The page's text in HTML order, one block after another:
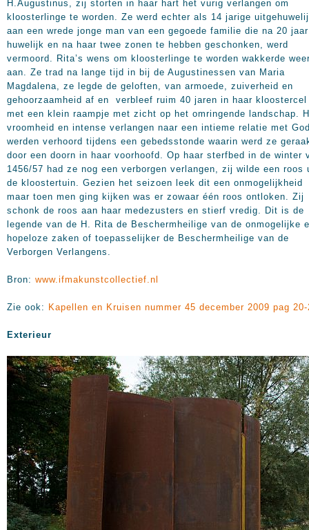
H.Augustinus, zij storten in haar hart het vurig verlangen om
kloosterlinge te worden. Ze werd echter als 14 jarige
aan een wrede jonge man van een gegoede familie die na 20 jaar
huwelijk en na haar twee zonen te hebben geschonken, werd
vermoord. Rita’s wens om kloosterlinge te worden wakkerde
aan. Ze trad na lange tijd in bij de Augustinessen van Maria
Magdalena, ze legde de geloften, van armoede, zuiverheid en
gehoorzaamheid af en verbleef ruim 40 jaren in haar kloostercel
met een klein raampje met zicht op het omringende landschap.
vroomheid en intense verlangen naar een intieme relatie met
werden verhoord tijdens een gebedsstonde waarin werd ze
door een doorn in haar voorhoofd. Op haar sterfbed in de winter
1456/57 had ze nog een verborgen verlangen, zij wilde een roos
de kloostertuin. Gezien het seizoen leek dit een onmogelijkheid
maar toen men ging kijken was er zowaar één roos ontloken. Zij
schonk de roos aan haar medezusters en stierf vredig. Dit is de
legende van de H. Rita de Beschermheilige van de onmogelijke
hopeloze zaken of toepasselijker de Beschermheilige van de
Verborgen Verlangens.
Bron: www.ifmakunstcollectief.nl
Zie ook: Kapellen en Kruisen nummer 45 december 2009 pag 20-
Exterieur